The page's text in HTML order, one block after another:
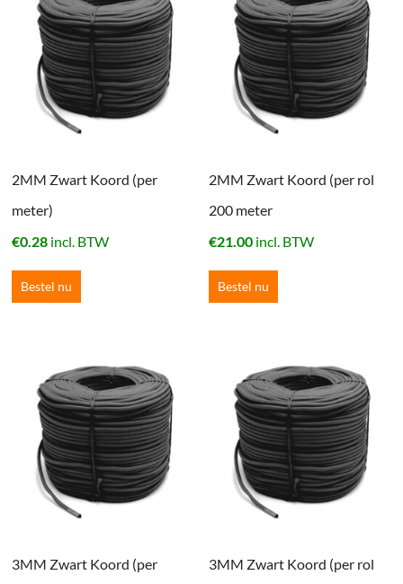
2MM Zwart Koord (per
meter)
€0.28 incl. BTW
Bestel nu
2MM Zwart Koord (per rol
200 meter
€21.00 incl. BTW
Bestel nu
3MM Zwart Koord (per
3MM Zwart Koord (per rol